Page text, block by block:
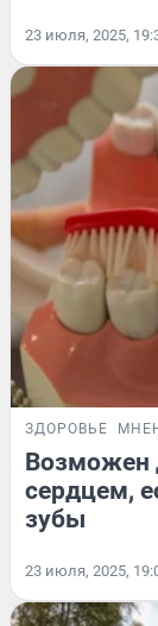
23 июля, 2025,
ЗДОРОВЬЕ
Возможен
сердцем,
зубы
23 июля, 2025,